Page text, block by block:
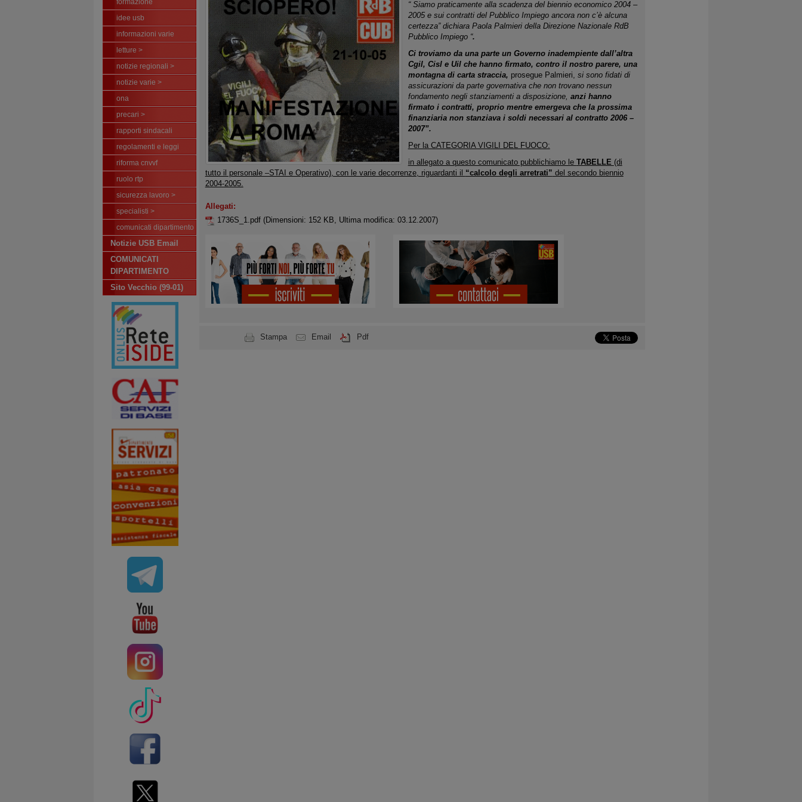
formazione
idee usb
informazioni varie
letture >
notizie regionali >
notizie varie >
ona
precari >
rapporti sindacali
regolamenti e leggi
riforma cnvvf
ruolo rtp
sicurezza lavoro >
specialisti >
comunicati dipartimento
Notizie USB Email
COMUNICATI
DIPARTIMENTO
Sito Vecchio (99-01)
“ Siamo praticamente alla scadenza del biennio economico 2004 –
2005 e sui contratti del Pubblico Impiego ancora non c’è alcuna
certezza” dichiara Paola Palmieri della Direzione Nazionale RdB
Pubblico Impiego “.
Ci troviamo da una parte un Governo inadempiente dall’altra
Cgil, Cisl e Uil che hanno firmato, contro il nostro parere, una
montagna di carta straccia, prosegue Palmieri, si sono fidati di
assicurazioni da parte governativa che non trovano nessun
fondamento negli stanziamenti a disposizione, anzi hanno
firmato i contratti, proprio mentre emergeva che la prossima
finanziaria non stanziava i soldi necessari al contratto 2006 –
2007”.
Per la CATEGORIA VIGILI DEL FUOCO:
in allegato a questo comunicato pubblichiamo le TABELLE (di
tutto il personale –STAI e Operativo), con le varie decorrenze, riguardanti il “calcolo degli arretrati” del secondo biennio
2004-2005.
Allegati:
1736S_1.pdf (Dimensioni: 152 KB, Ultima modifica: 03.12.2007)
Stampa Email Pdf